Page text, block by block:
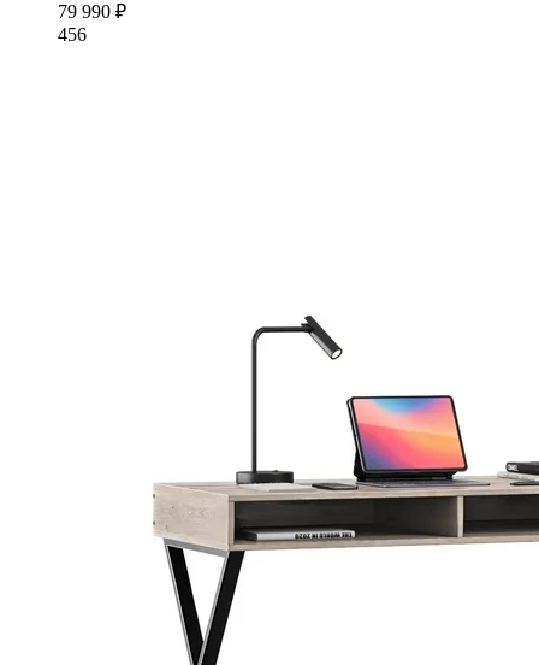
79 990 ₽
456